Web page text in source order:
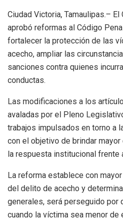
Ciudad Victoria, Tamaulipas.–
aprobó reformas al Código
fortalecer la protección de las
acecho, ampliar las
sanciones contra quienes
conductas.
Las modificaciones a los
avaladas por el Pleno
trabajos impulsados en torno a
con el objetivo de brindar
la respuesta institucional frente
La reforma establece con
del delito de acecho y
generales, será perseguido por
cuando la víctima sea menor de